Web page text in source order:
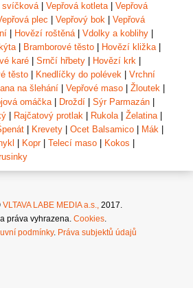
svíčková| Vepřová kotleta| Vepřová
plec Vepřový bok
Vepřová
Hovězí roštěná| Vdolky a koblihy
| Bramborové těsto Hovězí kližka|
karé Srnčí hřbety Hovězí krk
těsto Knedlíčky do polévek
Vrchní
na šlehání Vepřové maso Žloutek
omáčka| Droždí Sýr Parmazán
Rajčatový protlak Rukola| Želatina|
Krevety Ocet Balsamico Mák
Kopr| Telecí maso Kokos
VLTAVA LABE MEDIA a.s., 2017.
práva vyhrazena. Cookies.
podmínky. Práva subjektů údajů